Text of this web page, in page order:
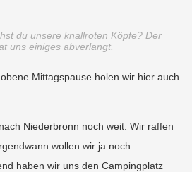
du unsere knallroten Köpfe? Der
uns einiges abverlangt.
Mittagspause holen wir hier auch
Niederbronn noch weit. Wir raffen
wollen wir ja noch
haben wir uns den Campingplatz